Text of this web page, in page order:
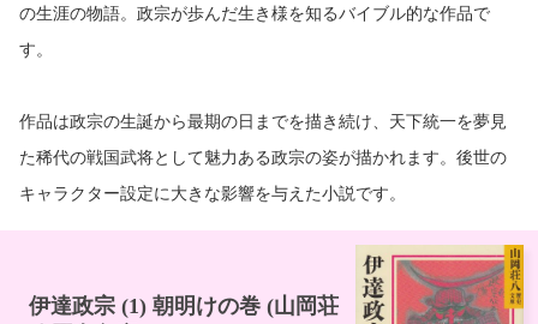
の生涯の物語。政宗が歩んだ生き様を知るバイブル的な作品で
す。
作品は政宗の生誕から最期の日までを描き続け、天下統一を夢見
た稀代の戦国武将として魅力ある政宗の姿が描かれます。後世の
キャラクター設定に大きな影響を与えた小説です。